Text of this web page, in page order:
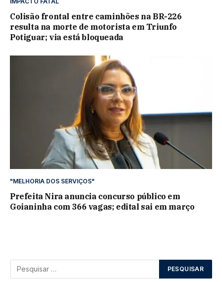
Colisão frontal entre caminhões na BR-226
resulta na morte de motorista em Triunfo
Potiguar; via está bloqueada
"MELHORIA DOS SERVIÇOS"
Prefeita Nira anuncia concurso público em
Goianinha com 366 vagas; edital sai em março